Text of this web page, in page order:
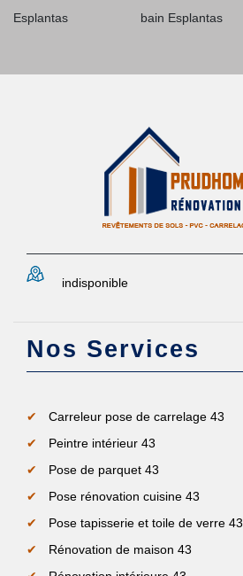
Esplantas bain Esplantas
indisponible
Nos Services
Carreleur pose de carrelage 43
Peintre intérieur 43
Pose de parquet 43
Pose rénovation cuisine 43
Pose tapisserie et toile de verre 43
Rénovation de maison 43